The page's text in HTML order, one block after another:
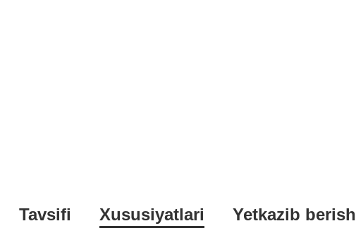
Tavsifi Xususiyatlari Yetkazib berish